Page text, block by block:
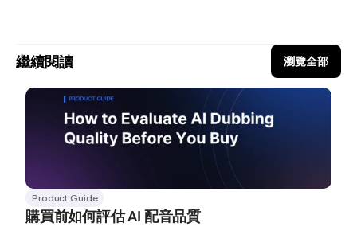
繼續閱讀 瀏覽全部
Product Guide
購買前如何評估 AI 配音品質